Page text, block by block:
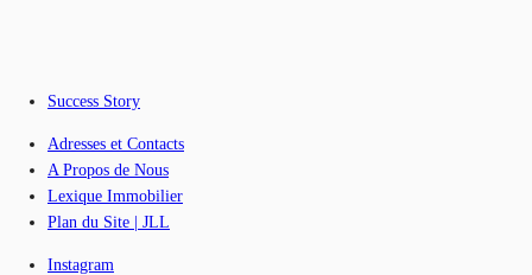
Success Story
Adresses et Contacts
A Propos de Nous
Lexique Immobilier
Plan du Site | JLL
Instagram